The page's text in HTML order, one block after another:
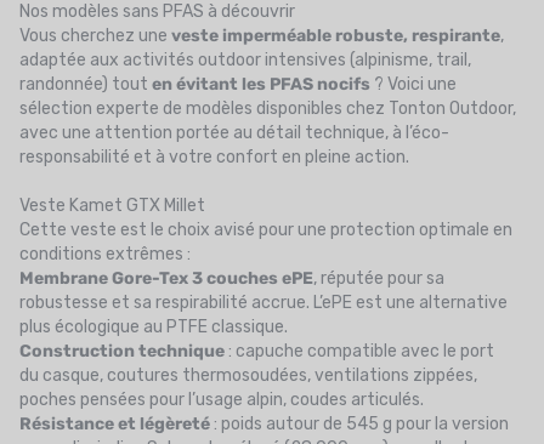
Nos modèles sans PFAS à découvrir
Vous cherchez une veste imperméable robuste, respirante,
adaptée aux activités outdoor intensives (alpinisme, trail,
randonnée) tout en évitant les PFAS nocifs ? Voici une
sélection experte de modèles disponibles chez Tonton Outdoor,
avec une attention portée au détail technique, à l’éco-
responsabilité et à votre confort en pleine action.
Veste Kamet GTX Millet
Cette veste est le choix avisé pour une protection optimale en
conditions extrêmes :
Membrane Gore-Tex 3 couches ePE, réputée pour sa
robustesse et sa respirabilité accrue. L’ePE est une alternative
plus écologique au PTFE classique.
Construction technique : capuche compatible avec le port
du casque, coutures thermosoudées, ventilations zippées,
poches pensées pour l’usage alpin, coudes articulés.
Résistance et légèreté : poids autour de 545 g pour la version